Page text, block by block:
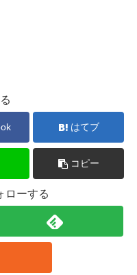
はてブ
コピー
ローする